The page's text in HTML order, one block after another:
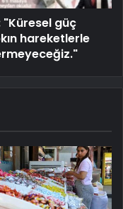
"Küresel güç
hareketlerle